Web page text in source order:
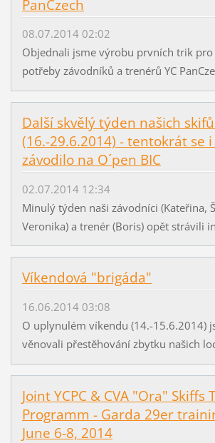
PanCzech
08.07.2014 02:02
Objednali jsme výrobu prvních trik
potřeby závodníků a trenérů YC
Další skvělý týden našich
(16.-29.6.2014) - tentokrát se
závodilo na O´pen BIC
02.07.2014 12:34
Minulý týden naši závodníci (Kateřina,
Veronika) a trenér (Boris) opět strávili
Víkendová "brigáda"
16.06.2014 03:08
O uplynulém víkendu (14.-15.6.2014)
věnovali přestěhování zbytku našich
Joint YCPC & CVA "Ora" Skiffs
Programm - Garda 29er
June 6-8, 2014